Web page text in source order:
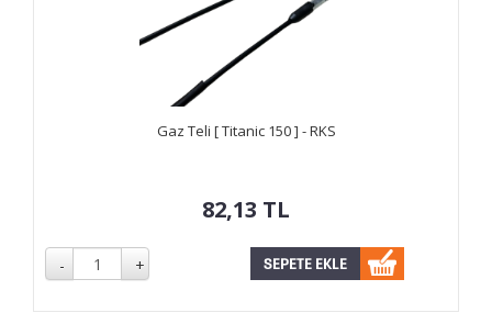
Gaz Teli [ Titanic 150 ] - RKS
82,13 TL